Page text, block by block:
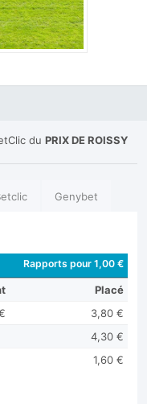
du PRIX DE ROISSY
Genybet
Rapports pour 1,00 €
Placé
3,80 €
4,30 €
1,60 €